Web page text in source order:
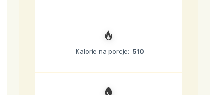
Kalorie na porcje: 510